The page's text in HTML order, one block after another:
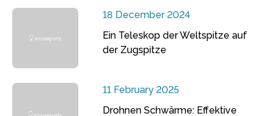
18 December 2024
Ein Teleskop der Weltspitze auf
der Zugspitze
11 February 2025
Drohnen Schwärme: Effektive